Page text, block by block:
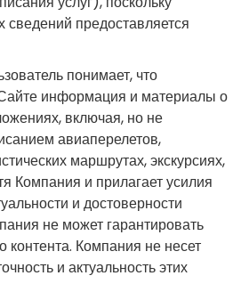
предоставляется
понимает, что
информация и материалы о
включая, но не
авиаперелетов,
маршрутах, экскурсиях,
Компания и прилагает усилия
и достоверности
не может гарантировать
контента. Компания не несет
и актуальность этих